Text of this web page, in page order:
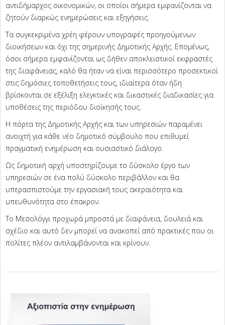
αντιδήμαρχος οικονομικών, οι οποίοι σήμερα εμφανίζονται να
ζητούν διαρκώς ενημερώσεις και εξηγήσεις.
Τα συγκεκριμένα χρέη φέρουν υπογραφές προηγούμενων
διοικήσεων και όχι της σημερινής Δημοτικής Αρχής. Επομένως,
όσοι σήμερα εμφανίζονται ως δήθεν αποκλειστικοί εκφραστές
της διαφάνειας, καλό θα ήταν να είναι περισσότερο προσεκτικοί
στις δημόσιες τοποθετήσεις τους, ιδιαίτερα όταν ήδη
βρίσκονται σε εξέλιξη ελεγκτικές και δικαστικές διαδικασίες για
υποθέσεις της περιόδου διοίκησής τους.
Η πόρτα της Δημοτικής Αρχής και των υπηρεσιών παραμένει
ανοιχτή για κάθε νέο δημοτικό σύμβουλο που επιθυμεί
πραγματική ενημέρωση και ουσιαστικό διάλογο.
Ως δημοτική αρχή υποστηρίζουμε το δύσκολο έργο των
υπηρεσιών σε ένα πολύ δύσκολο περιβάλλον και θα
υπερασπιστούμε την εργασιακή τους ακεραιότητα και
υπευθυνότητα στο έπακρον.
Το Μεσολόγγι προχωρά μπροστά με διαφάνεια, δουλειά και
σχέδιο και αυτό δεν μπορεί να ανακοπεί από πρακτικές που οι
πολίτες πλέον αντιλαμβάνονται και κρίνουν.